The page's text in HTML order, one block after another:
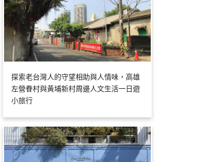
探索老台灣人的守望相助與人情味，高雄
左營眷村與黃埔新村周邊人文生活一日遊
小旅行